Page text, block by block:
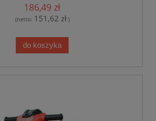
186,49 zł
(netto: 151,62 zł)
do koszyka